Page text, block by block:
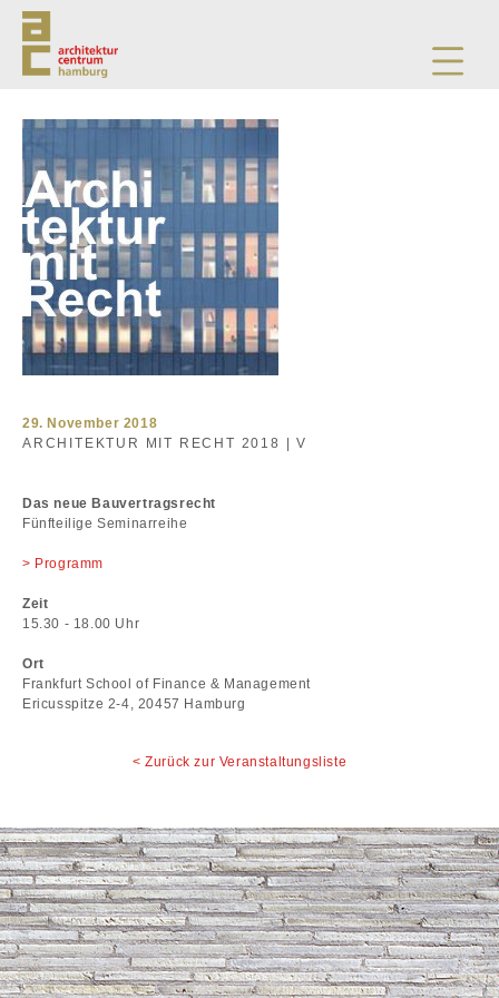
29. November 2018
ARCHITEKTUR MIT RECHT 2018 | V
Das neue Bauvertragsrecht
Fünfteilige Seminarreihe
> Programm
Zeit
15.30 - 18.00 Uhr
Ort
Frankfurt School of Finance & Management
Ericusspitze 2-4, 20457 Hamburg
Zurück zur Veranstaltungsliste